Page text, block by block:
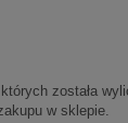
została
w sklepie.